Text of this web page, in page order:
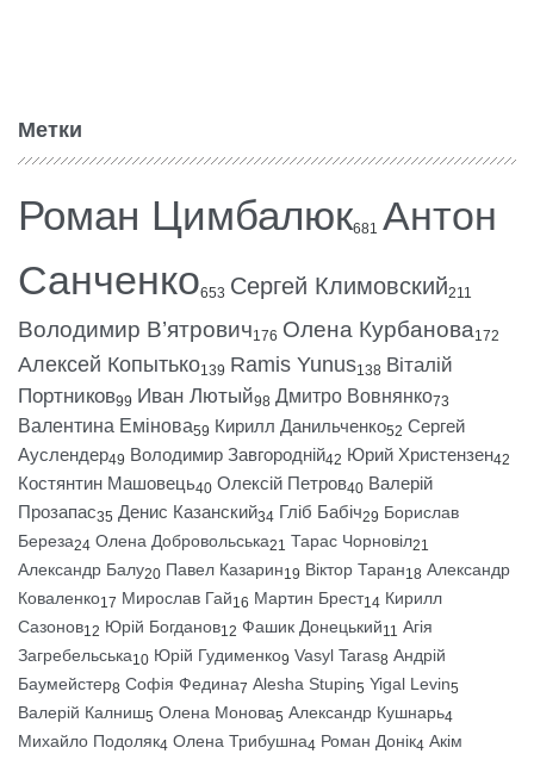
Метки
Роман Цимбалюк681 Антон
Санченко653 Сергей Климовский211
Володимир В’ятрович176 Олена Курбанова172
Алексей Копытько139 Ramis Yunus138 Віталій
Портников99 Иван Лютый98 Дмитро Вовнянко73
Валентина Емінова59 Кирилл Данильченко52 Сергей
Ауслендер49 Володимир Завгородній42 Юрий Христензен42
Костянтин Машовець40 Олексій Петров40 Валерій
Прозапас35 Денис Казанский34 Гліб Бабіч29 Борислав
Береза24 Олена Добровольська21 Тарас Чорновіл21
Александр Балу20 Павел Казарин19 Віктор Таран18 Александр
Коваленко17 Мирослав Гай16 Мартин Брест14 Кирилл
Сазонов12 Юрій Богданов12 Фашик Донецький11 Агія
Загребельська10 Юрій Гудименко9 Vasyl Taras8 Андрій
Баумейстер8 Софія Федина7 Alesha Stupin5 Yigal Levin5
Валерій Калниш5 Олена Монова5 Александр Кушнарь4
Михайло Подоляк4 Олена Трибушна4 Роман Донік4 Акім